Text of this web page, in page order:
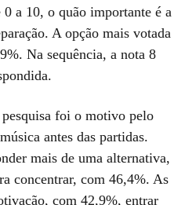
a 10, o quão importante é a
A opção mais votada
Na sequência, a nota 8
pesquisa foi o motivo pelo
antes das partidas.
mais de uma alternativa,
concentrar, com 46,4%. As
com 42,9%, entrar